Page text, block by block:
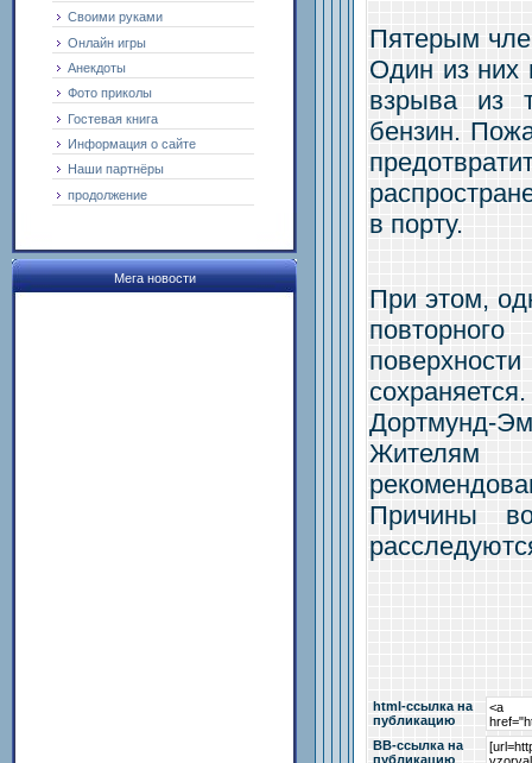
Своими руками
Онлайн игры
Анекдоты
Фото приколы
Гостевая книга
Информация о сайте
Наши партнёры
продолжение
Мега новости
Пятерым
Один из них
взрыва из
бензин.
в порту.
При этом,
Дортмунд-
Причины
html-cсылка на
публикацию
BB-cсылка на
публикацию